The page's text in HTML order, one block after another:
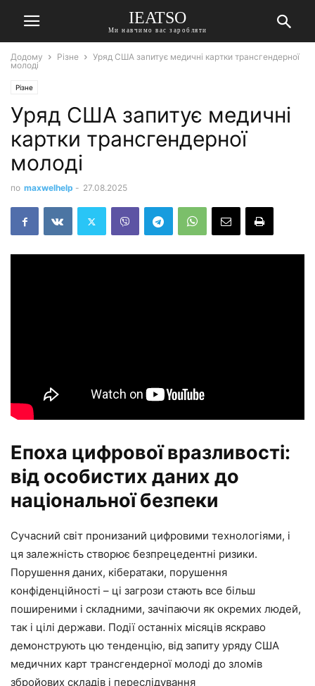
IEATSO
Ми навчимо вас заробляти
Додому Різне
Уряд США запитує медичні картки трансгендерної
молоді
Різне
Уряд США запитує медичні
картки трансгендерної
молоді
по maxwelhelp - 27.08.2025
Епоха цифрової вразливості:
від особистих даних до
національної безпеки
Сучасний світ пронизаний цифровими технологіями, і
ця залежність створює безпрецедентні ризики.
Порушення даних, кібератаки, порушення
конфіденційності – ці загрози стають все більш
поширеними і складними, зачіпаючи як окремих людей,
так і цілі держави. Події останніх місяців яскраво
демонструють цю тенденцію, від запиту уряду США
медичних карт трансгендерної молоді до зломів
збройових складів і переслідування